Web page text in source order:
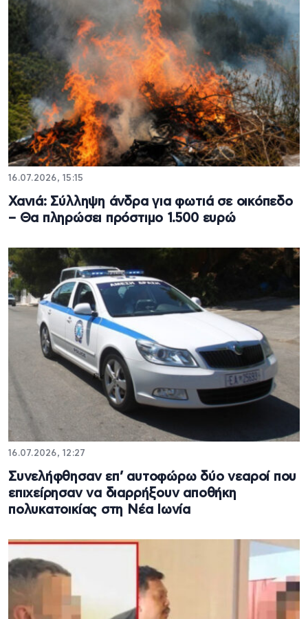
16.07.2026, 15:15
Χανιά: Σύλληψη άνδρα για φωτιά σε οικόπεδο
– Θα πληρώσει πρόστιμο 1.500 ευρώ
16.07.2026, 12:27
Συνελήφθησαν επ’ αυτοφώρω δύο νεαροί που
επιχείρησαν να διαρρήξουν αποθήκη
πολυκατοικίας στη Νέα Ιωνία